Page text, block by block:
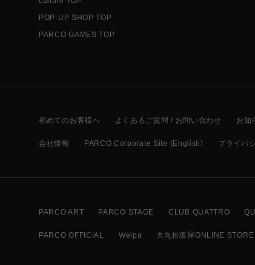
POP-UP SHOP TOP
PARCO GAMES TOP
初めてのお客様へ よくあるご質問 / お問い合わせ お知
会社情報 PARCO Corporate Site (English) プライバ
PARCO ART PARCO STAGE CLUB QUATTRO
PARCO OFFICIAL Welpa 大丸松坂屋ONLINE STORE